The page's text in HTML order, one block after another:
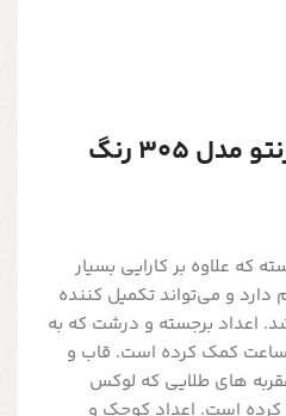
ساعت دیواری تورنتو مدل 305 رنگ
که علاوه بر کارایی بسیار
دارد و می‌تواند تکمیل کننده
اعداد برجسته و درشت که به
کمک کرده است. قاب و
های طلایی که لوکس